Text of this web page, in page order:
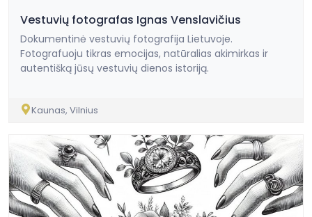
Vestuvių fotografas Ignas Venslavičius
Dokumentinė vestuvių fotografija Lietuvoje.
Fotografuoju tikras emocijas, natūralias akimirkas ir
autentišką jūsų vestuvių dienos istoriją.
Kaunas, Vilnius